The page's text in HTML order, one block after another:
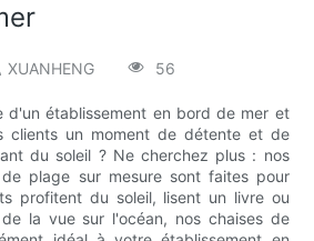
XUANHENG 56
d'un établissement en bord de mer et
clients un moment de détente et de
du soleil ? Ne cherchez plus : nos
plage sur mesure sont faites pour
profitent du soleil, lisent un livre ou
la vue sur l'océan, nos chaises de